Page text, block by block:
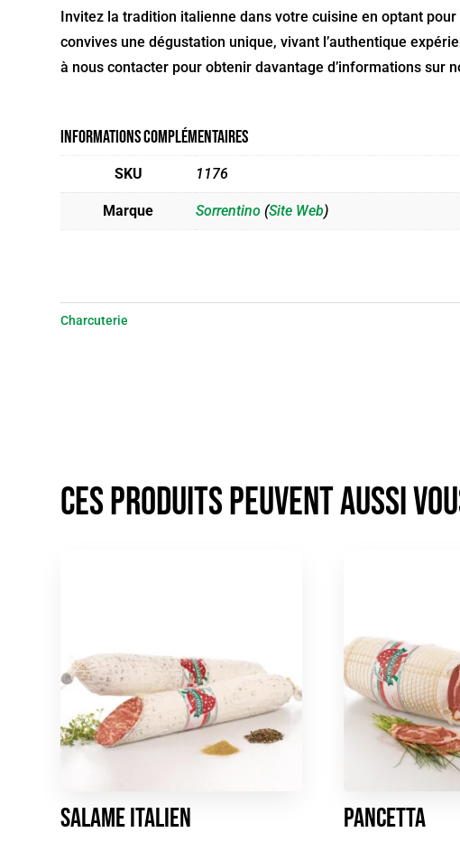
Invitez la tradition italienne dans votre cuisine en optant
convives une dégustation unique, vivant l’authentique
à nous contacter pour obtenir davantage d’informations sur
Informations complémentaires
SKU 1176
Marque Sorrentino (Site Web)
Charcuterie
Salame Italien Pancetta